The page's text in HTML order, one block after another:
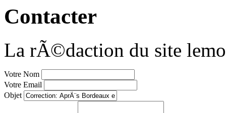
Contacter
La rÃ©daction du site
Votre Nom
Votre Email
Objet